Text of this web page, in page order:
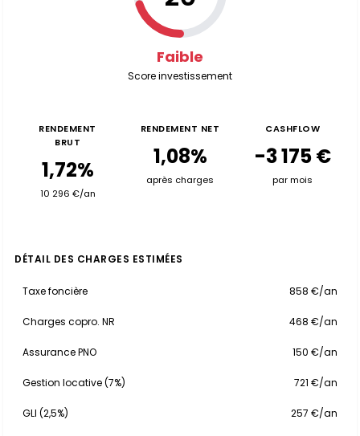
Faible
Score investissement
RENDEMENT
BRUT
1,72%
10 296 €/an
RENDEMENT NET
1,08%
après charges
CASHFLOW
-3 175 €
par mois
DÉTAIL DES CHARGES ESTIMÉES
Taxe foncière 858 €/an
Charges copro. NR 468 €/an
Assurance PNO 150 €/an
Gestion locative (7%) 721 €/an
GLI (2,5%) 257 €/an